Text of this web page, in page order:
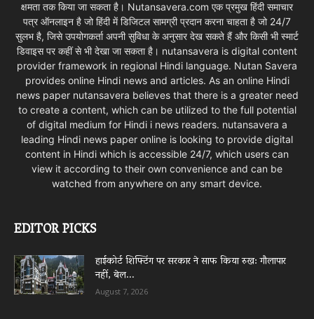
क्षमता तक किया जा सकता है। Nutansavera.com एक प्रमुख हिंदी समाचार
पत्र ऑनलाइन है जो हिंदी में डिजिटल सामग्री प्रदान करना चाहता है जो 24/7
सुलभ है, जिसे उपयोगकर्ता अपनी सुविधा के अनुसार देख सकते हैं और किसी भी स्मार्ट
डिवाइस पर कहीं से भी देखा जा सकता है। nutansavera is digital content
provider framework in regional Hindi language. Nutan Savera
provides online Hindi news and articles. As an online Hindi
news paper nutansavera believes that there is a greater need
to create a content, which can be utilized to the full potential
of digital medium for Hindi i news readers. nutansavera a
leading Hindi news paper online is looking to provide digital
content in Hindi which is accessible 24/7, which users can
view it according to their own convenience and can be
watched from anywhere on any smart device.
EDITOR PICKS
हाईकोर्ट शिफ्टिंग पर सरकार ने साफ किया रुख: गौलापार
नहीं, बेल...
August 7, 2026